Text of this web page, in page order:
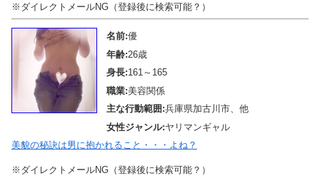
※ダイレクトメールNG（登録後に検索可能？）
名前:優
年齢:26歳
身長:161～165
職業:美容関係
主な行動範囲:兵庫県加古川市、他
女性ジャンル:ヤリマンギャル
美貌の秘訣は男に抱かれること・・・よね？
※ダイレクトメールNG（登録後に検索可能？）